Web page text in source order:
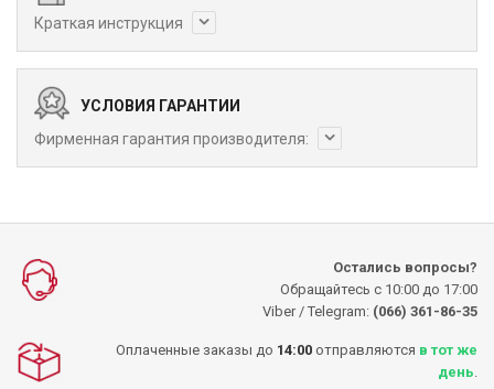
Краткая инструкция
УСЛОВИЯ ГАРАНТИИ
Фирменная гарантия производителя:
Остались вопросы?
Обращайтесь с 10:00 до 17:00
Viber / Telegram: (066) 361-86-35
Оплаченные заказы до 14:00 отправляются в тот же
день